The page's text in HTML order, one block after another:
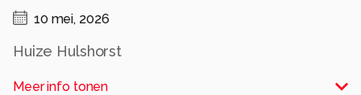
10 mei, 2026
Huize Hulshorst
Alle rechten voorbehouden
Meer info tonen